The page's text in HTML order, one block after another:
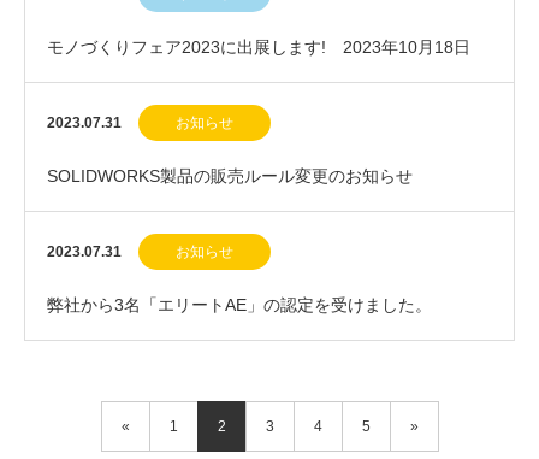
モノづくりフェア2023に出展します! 2023年10月18日
(水)～20日(金)
2023.07.31 お知らせ
SOLIDWORKS製品の販売ルール変更のお知らせ
2023.07.31 お知らせ
弊社から3名「エリートAE」の認定を受けました。
« 1 2 3 4 5 »